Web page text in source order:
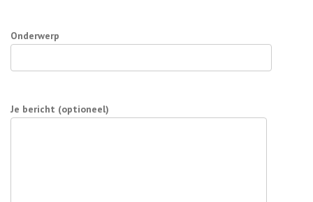
Onderwerp
Je bericht (optioneel)